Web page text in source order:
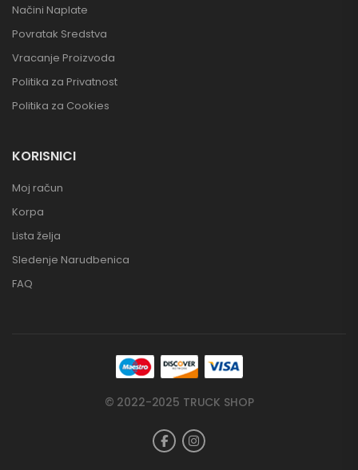
Načini Naplate
Povratak Sredstva
Vracanje Proizvoda
Politika za Privatnost
Politika za Cookies
KORISNICI
Moj račun
Korpa
Lista želja
Sledenje Narudbenica
FAQ
© 2022-2025 TRUCK SHOP